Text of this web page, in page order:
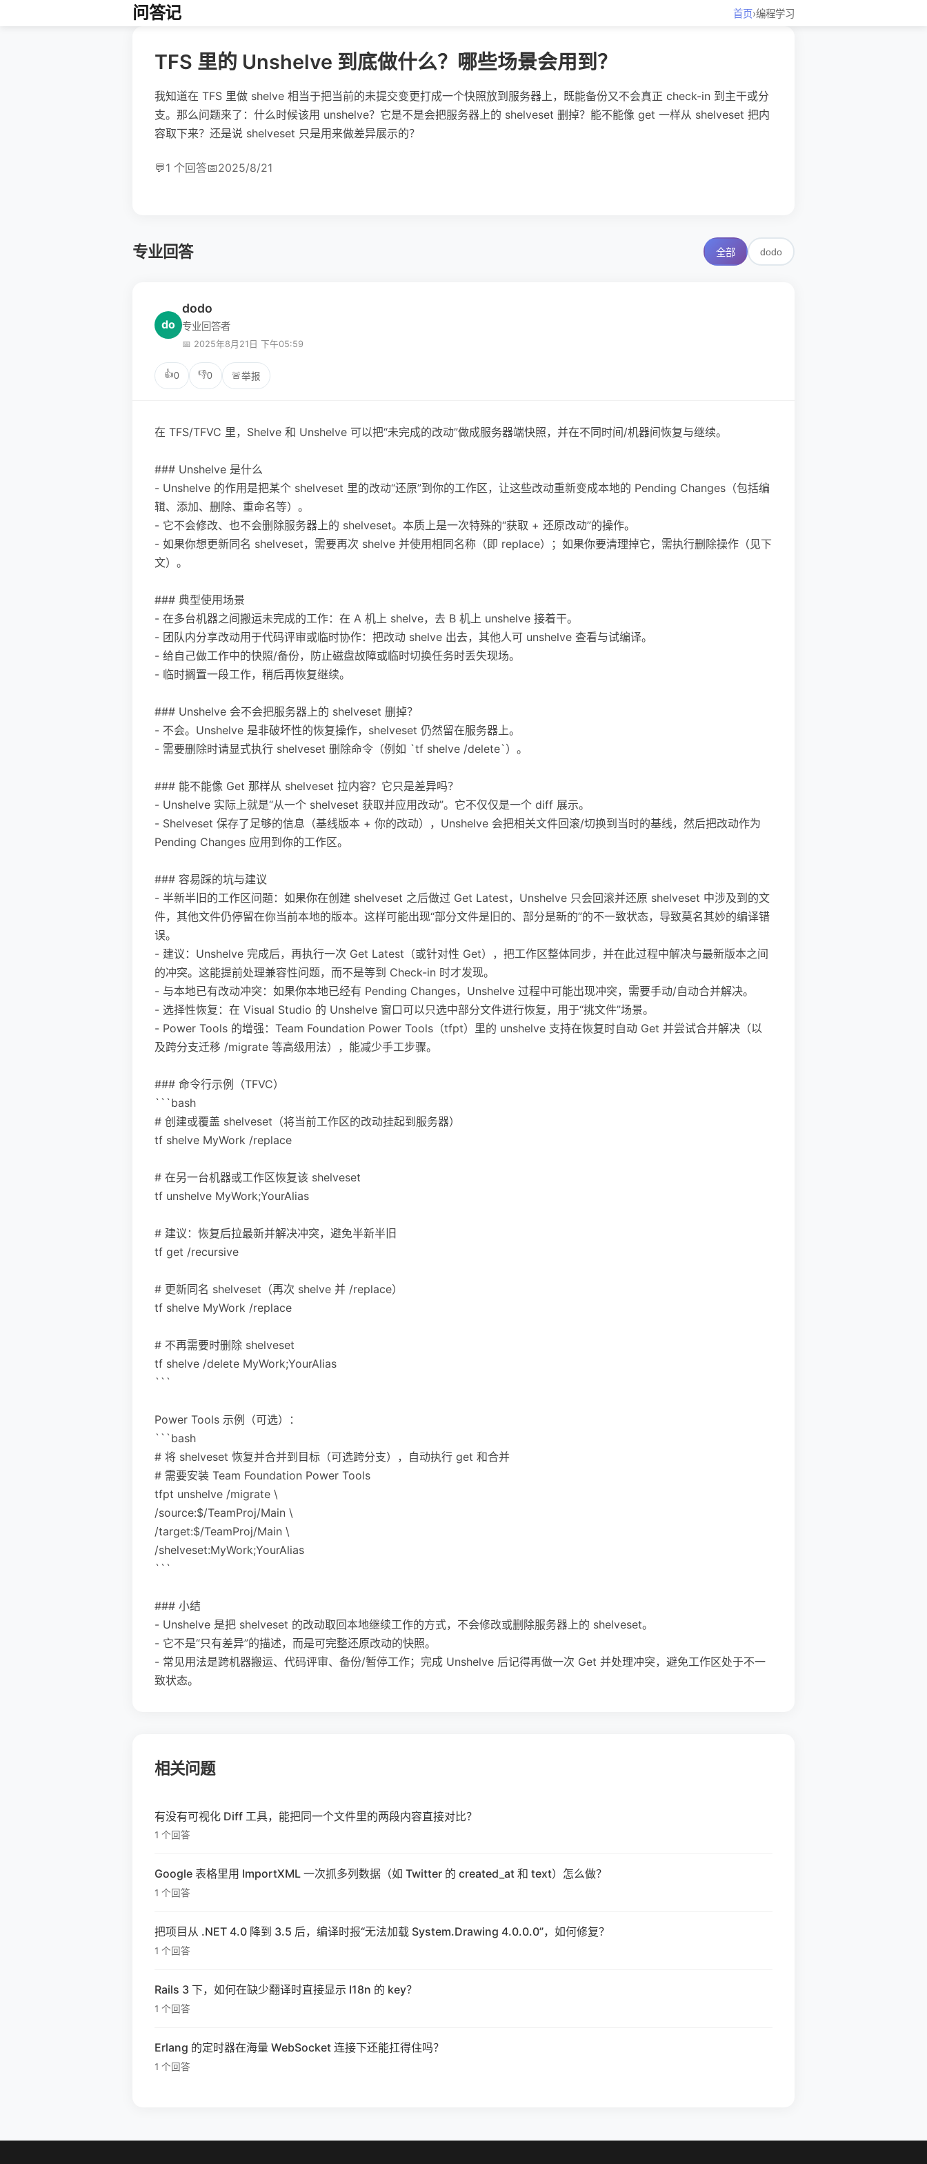
问答记 首页›编程学习
TFS 里的 Unshelve 到底做什么？哪些场景会用到？
我知道在 TFS 里做 shelve 相当于把当前的未提交变更打成一个快照放到服务器上，既能备份又不会真正 check-in 到主干或分
支。那么问题来了：什么时候该用 unshelve？它是不是会把服务器上的 shelveset 删掉？能不能像 get 一样从 shelveset 把内
容取下来？还是说 shelveset 只是用来做差异展示的？
💬1 个回答📅2025/8/21
专业回答 全部 dodo
do
dodo
专业回答者
📅 2025年8月21日 下午05:59
👍0 👎0 🚨举报
在 TFS/TFVC 里，Shelve 和 Unshelve 可以把“未完成的改动”做成服务器端快照，并在不同时间/机器间恢复与继续。
### Unshelve 是什么
- Unshelve 的作用是把某个 shelveset 里的改动“还原”到你的工作区，让这些改动重新变成本地的 Pending Changes（包括编
辑、添加、删除、重命名等）。
- 它不会修改、也不会删除服务器上的 shelveset。本质上是一次特殊的“获取 + 还原改动”的操作。
- 如果你想更新同名 shelveset，需要再次 shelve 并使用相同名称（即 replace）；如果你要清理掉它，需执行删除操作（见下
文）。
### 典型使用场景
- 在多台机器之间搬运未完成的工作：在 A 机上 shelve，去 B 机上 unshelve 接着干。
- 团队内分享改动用于代码评审或临时协作：把改动 shelve 出去，其他人可 unshelve 查看与试编译。
- 给自己做工作中的快照/备份，防止磁盘故障或临时切换任务时丢失现场。
- 临时搁置一段工作，稍后再恢复继续。
### Unshelve 会不会把服务器上的 shelveset 删掉？
- 不会。Unshelve 是非破坏性的恢复操作，shelveset 仍然留在服务器上。
- 需要删除时请显式执行 shelveset 删除命令（例如 `tf shelve /delete`）。
### 能不能像 Get 那样从 shelveset 拉内容？它只是差异吗？
- Unshelve 实际上就是“从一个 shelveset 获取并应用改动”。它不仅仅是一个 diff 展示。
- Shelveset 保存了足够的信息（基线版本 + 你的改动），Unshelve 会把相关文件回滚/切换到当时的基线，然后把改动作为
Pending Changes 应用到你的工作区。
### 容易踩的坑与建议
- 半新半旧的工作区问题：如果你在创建 shelveset 之后做过 Get Latest，Unshelve 只会回滚并还原 shelveset 中涉及到的文
件，其他文件仍停留在你当前本地的版本。这样可能出现“部分文件是旧的、部分是新的”的不一致状态，导致莫名其妙的编译错
误。
- 建议：Unshelve 完成后，再执行一次 Get Latest（或针对性 Get），把工作区整体同步，并在此过程中解决与最新版本之间
的冲突。这能提前处理兼容性问题，而不是等到 Check-in 时才发现。
- 与本地已有改动冲突：如果你本地已经有 Pending Changes，Unshelve 过程中可能出现冲突，需要手动/自动合并解决。
- 选择性恢复：在 Visual Studio 的 Unshelve 窗口可以只选中部分文件进行恢复，用于“挑文件”场景。
- Power Tools 的增强：Team Foundation Power Tools（tfpt）里的 unshelve 支持在恢复时自动 Get 并尝试合并解决（以
及跨分支迁移 /migrate 等高级用法），能减少手工步骤。
### 命令行示例（TFVC）
```bash
# 创建或覆盖 shelveset（将当前工作区的改动挂起到服务器）
tf shelve MyWork /replace
# 在另一台机器或工作区恢复该 shelveset
tf unshelve MyWork;YourAlias
# 建议：恢复后拉最新并解决冲突，避免半新半旧
tf get /recursive
# 更新同名 shelveset（再次 shelve 并 /replace）
tf shelve MyWork /replace
# 不再需要时删除 shelveset
tf shelve /delete MyWork;YourAlias
```
Power Tools 示例（可选）：
```bash
# 将 shelveset 恢复并合并到目标（可选跨分支），自动执行 get 和合并
# 需要安装 Team Foundation Power Tools
tfpt unshelve /migrate \
/source:$/TeamProj/Main \
/target:$/TeamProj/Main \
/shelveset:MyWork;YourAlias
```
### 小结
- Unshelve 是把 shelveset 的改动取回本地继续工作的方式，不会修改或删除服务器上的 shelveset。
- 它不是“只有差异”的描述，而是可完整还原改动的快照。
- 常见用法是跨机器搬运、代码评审、备份/暂停工作；完成 Unshelve 后记得再做一次 Get 并处理冲突，避免工作区处于不一
致状态。
相关问题
有没有可视化 Diff 工具，能把同一个文件里的两段内容直接对比？
1 个回答
Google 表格里用 ImportXML 一次抓多列数据（如 Twitter 的 created_at 和 text）怎么做？
1 个回答
把项目从 .NET 4.0 降到 3.5 后，编译时报“无法加载 System.Drawing 4.0.0.0”，如何修复？
1 个回答
Rails 3 下，如何在缺少翻译时直接显示 I18n 的 key？
1 个回答
Erlang 的定时器在海量 WebSocket 连接下还能扛得住吗？
1 个回答